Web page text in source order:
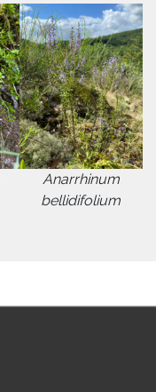
Anarrhinum
bellidifolium